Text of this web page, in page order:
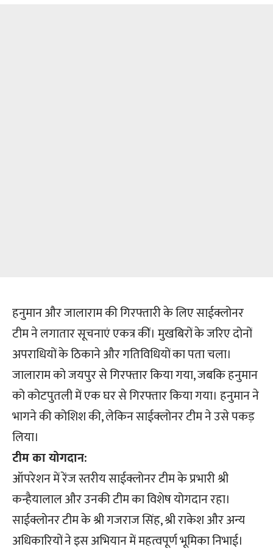
हनुमान और जालाराम की गिरफ्तारी के लिए साईक्लोनर
टीम ने लगातार सूचनाएं एकत्र कीं। मुखबिरों के जरिए दोनों
अपराधियों के ठिकाने और गतिविधियों का पता चला।
जालाराम को जयपुर से गिरफ्तार किया गया, जबकि हनुमान
को कोटपुतली में एक घर से गिरफ्तार किया गया। हनुमान ने
भागने की कोशिश की, लेकिन साईक्लोनर टीम ने उसे पकड़
लिया।
टीम का योगदान:
ऑपरेशन में रेंज स्तरीय साईक्लोनर टीम के प्रभारी श्री
कन्हैयालाल और उनकी टीम का विशेष योगदान रहा।
साईक्लोनर टीम के श्री गजराज सिंह, श्री राकेश और अन्य
अधिकारियों ने इस अभियान में महत्वपूर्ण भूमिका निभाई।